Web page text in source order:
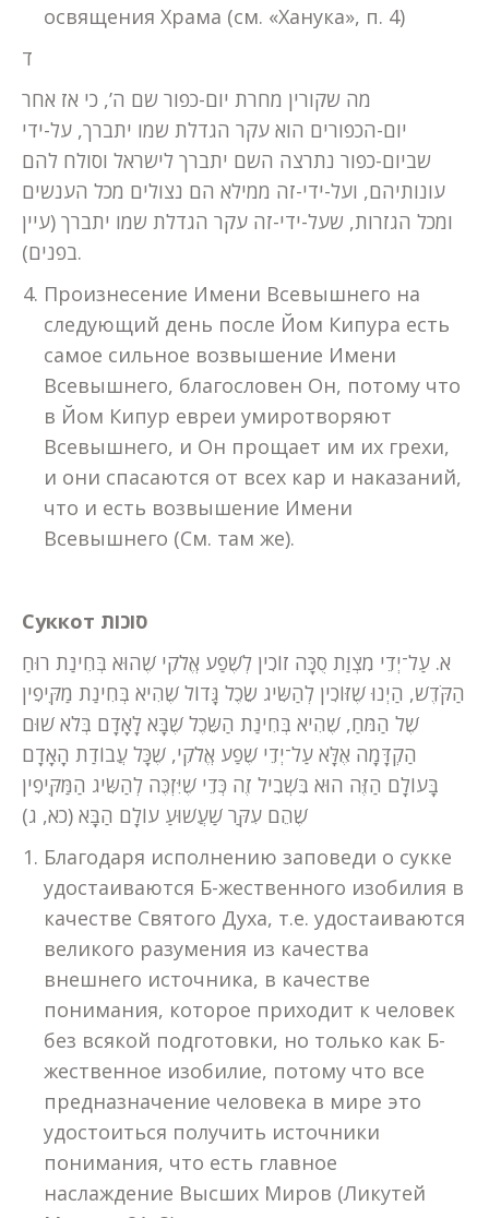
освящения Храма (см. «Ханука», п. 4)
ד
מה שקורין מחרת יום-כפור שם ה’, כי אז אחר
יום-הכפורים הוא עקר הגדלת שמו יתברך, על-ידי
שביום-כפור נתרצה השם יתברך לישראל וסולח להם
עונותיהם, ועל-ידי-זה ממילא הם נצולים מכל הענשים
ומכל הגזרות, שעל-ידי-זה עקר הגדלת שמו יתברך (עיין
בפנים).
Произнесение Имени Всевышнего на
следующий день после Йом Кипура есть
самое сильное возвышение Имени
Всевышнего, благословен Он, потому что
в Йом Кипур евреи умиротворяют
Всевышнего, и Он прощает им их грехи,
и они спасаются от всех кар и наказаний,
что и есть возвышение Имени
Всевышнего (См. там же).
Суккот סוכות
א. עַל־יְדֵי מִצְוַת סֻכָּה זוֹכִין לְשֶׁפַע אֱלֹקִי שֶׁהוּא בְּחִינַת רוּחַ
הַקֹּדֶשׁ, הַיְנוּ שֶׁזּוֹכִין לְהַשִּׂיג שֵׂכֶל גָּדוֹל שֶׁהִיא בְּחִינַת מַקִּיפִין
שֶׁל הַמֹּחַ, שֶׁהִיא בְּחִינַת הַשֵּׂכֶל שֶׁבָּא לָאָדָם בְּלֹא שׁוּם
הַקְדָּמָה אֶלָּא עַל־יְדֵי שֶׁפַע אֱלֹקִי, שֶׁכָּל עֲבוֹדַת הָאָדָם
בָּעוֹלָם הַזֶּה הוּא בִּשְׁבִיל זֶה כְּדֵי שֶׁיִּזְכֶּה לְהַשִּׂיג הַמַּקִּיפִין
שֶׁהֵם עִקַּר שַׁעֲשׁוּעַ עוֹלָם הַבָּא (כא, ג)
Благодаря исполнению заповеди о сукке
удостаиваются Б-жественного изобилия в
качестве Святого Духа, т.е. удостаиваются
великого разумения из качества
внешнего источника, в качестве
понимания, которое приходит к человек
без всякой подготовки, но только как Б-
жественное изобилие, потому что все
предназначение человека в мире это
удостоиться получить источники
понимания, что есть главное
наслаждение Высших Миров (Ликутей